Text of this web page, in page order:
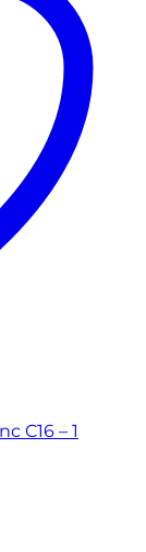
C16 – 1